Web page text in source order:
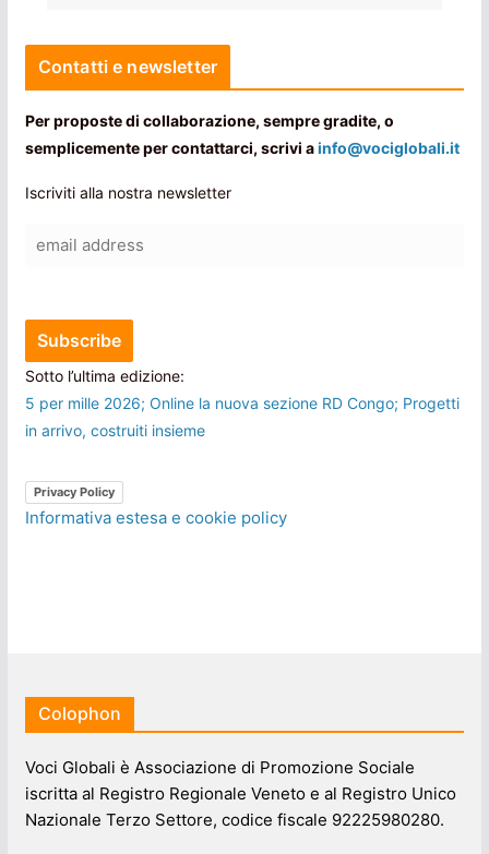
Contatti e newsletter
Per proposte di collaborazione, sempre gradite, o
semplicemente per contattarci, scrivi ainfo@vociglobali.it
Iscriviti alla nostra newsletter
Sotto l’ultima edizione:
5 per mille 2026; Online la nuova sezione RD Congo; Progetti
in arrivo, costruiti insieme
Privacy Policy
Informativa estesa e cookie policy
Colophon
Voci Globali è Associazione di Promozione Sociale
iscritta al Registro Regionale Veneto e al Registro Unico
Nazionale Terzo Settore, codice fiscale 92225980280.